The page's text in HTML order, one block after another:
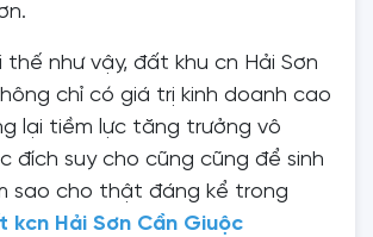
thế như vậy, đất khu cn Hải Sơn
chỉ có giá trị kinh doanh cao
lại tiềm lực tăng trưởng vô
đích suy cho cũng cũng để sinh
sao cho thật đáng kể trong
kcn Hải Sơn Cần Giuộc